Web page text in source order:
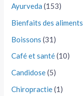
Ayurveda (153)
Bienfaits des aliments
Boissons (31)
Café et santé(10)
Candidose(5)
Chiropractie(1)